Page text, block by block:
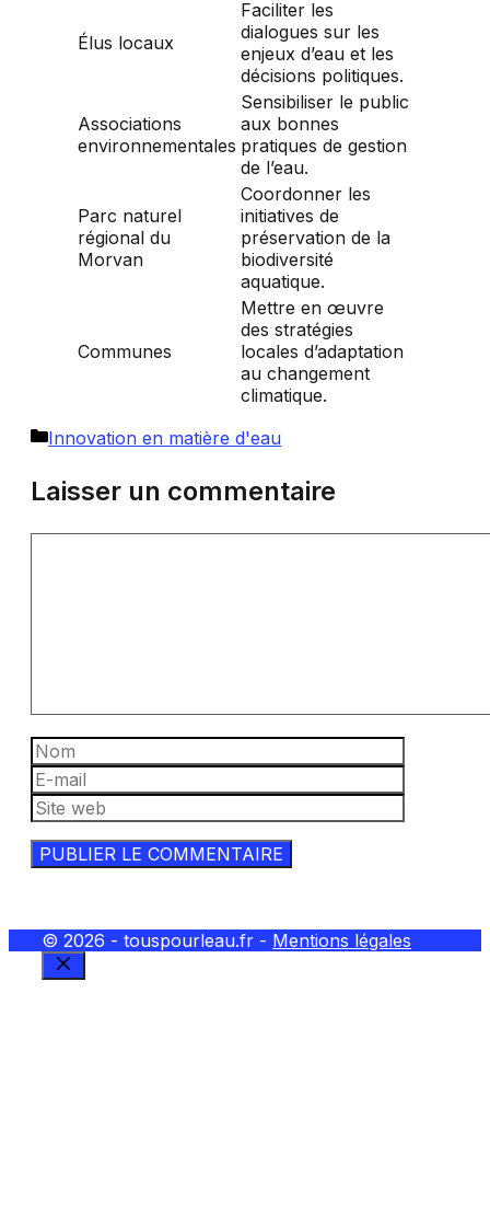
Élus locaux
Faciliter les
dialogues sur les
enjeux d’eau et les
décisions politiques.
Associations
environnementales
Sensibiliser le public
aux bonnes
pratiques de gestion
de l’eau.
Parc naturel
régional du
Morvan
Coordonner les
initiatives de
préservation de la
biodiversité
aquatique.
Communes
Mettre en œuvre
des stratégies
locales d’adaptation
au changement
climatique.
Catégories
Innovation en matière d'eau
Laisser un commentaire
Nom
mail
web
© 2026 - touspourleau.fr - Mentions légales
FERMER